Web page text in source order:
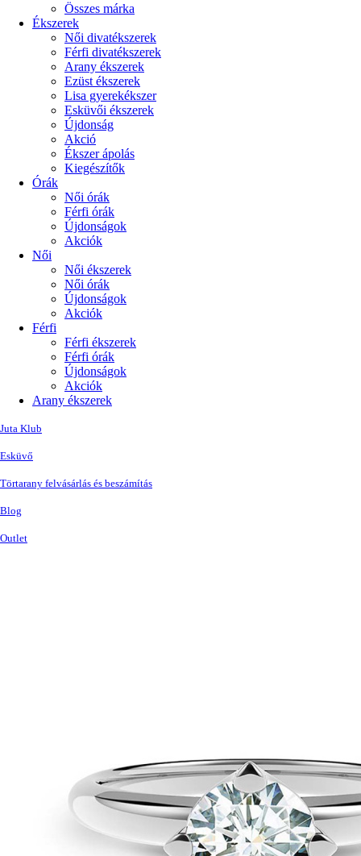
Összes márka
Ékszerek
Női divatékszerek
Férfi divatékszerek
Arany ékszerek
Ezüst ékszerek
Lisa gyerekékszer
Esküvői ékszerek
Újdonság
Akció
Ékszer ápolás
Kiegészítők
Órák
Női órák
Férfi órák
Újdonságok
Akciók
Női
Női ékszerek
Női órák
Újdonságok
Akciók
Férfi
Férfi ékszerek
Férfi órák
Újdonságok
Akciók
Arany ékszerek
Juta Klub
Esküvő
Törtarany felvásárlás és beszámítás
Blog
Outlet